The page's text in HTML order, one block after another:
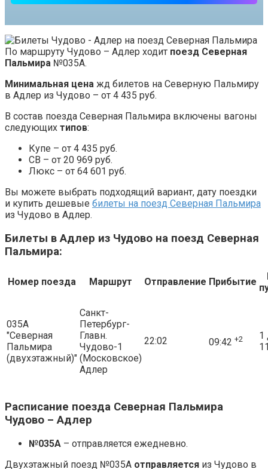
По маршруту Чудово – Адлер ходит поезд Северная
Пальмира №035А.
Минимальная цена жд билетов на Северную Пальмиру
в Адлер из Чудово – от 4 435 руб.
В состав поезда Северная Пальмира включены вагоны
следующих типов:
Купе – от 4 435 руб.
СВ – от 20 969 руб.
Люкс – от 64 601 руб.
Вы можете выбрать подходящий вариант, дату поездки
и купить дешевые билеты на поезд Северная Пальмира
из Чудово в Адлер.
Билеты в Адлер из Чудово на поезд Северная
Пальмира:
Номер поезда Маршрут Отправление Прибытие
035А
"Северная
Пальмира
(двухэтажный)"
Санкт-
Петербург-
Главн.
Чудово-1
(Московское)
Адлер
22:02 09:42 +2
1
Расписание поезда Северная Пальмира
Чудово – Адлер
№035А – отправляется ежедневно.
Двухэтажный поезд №035А отправляется из Чудово в